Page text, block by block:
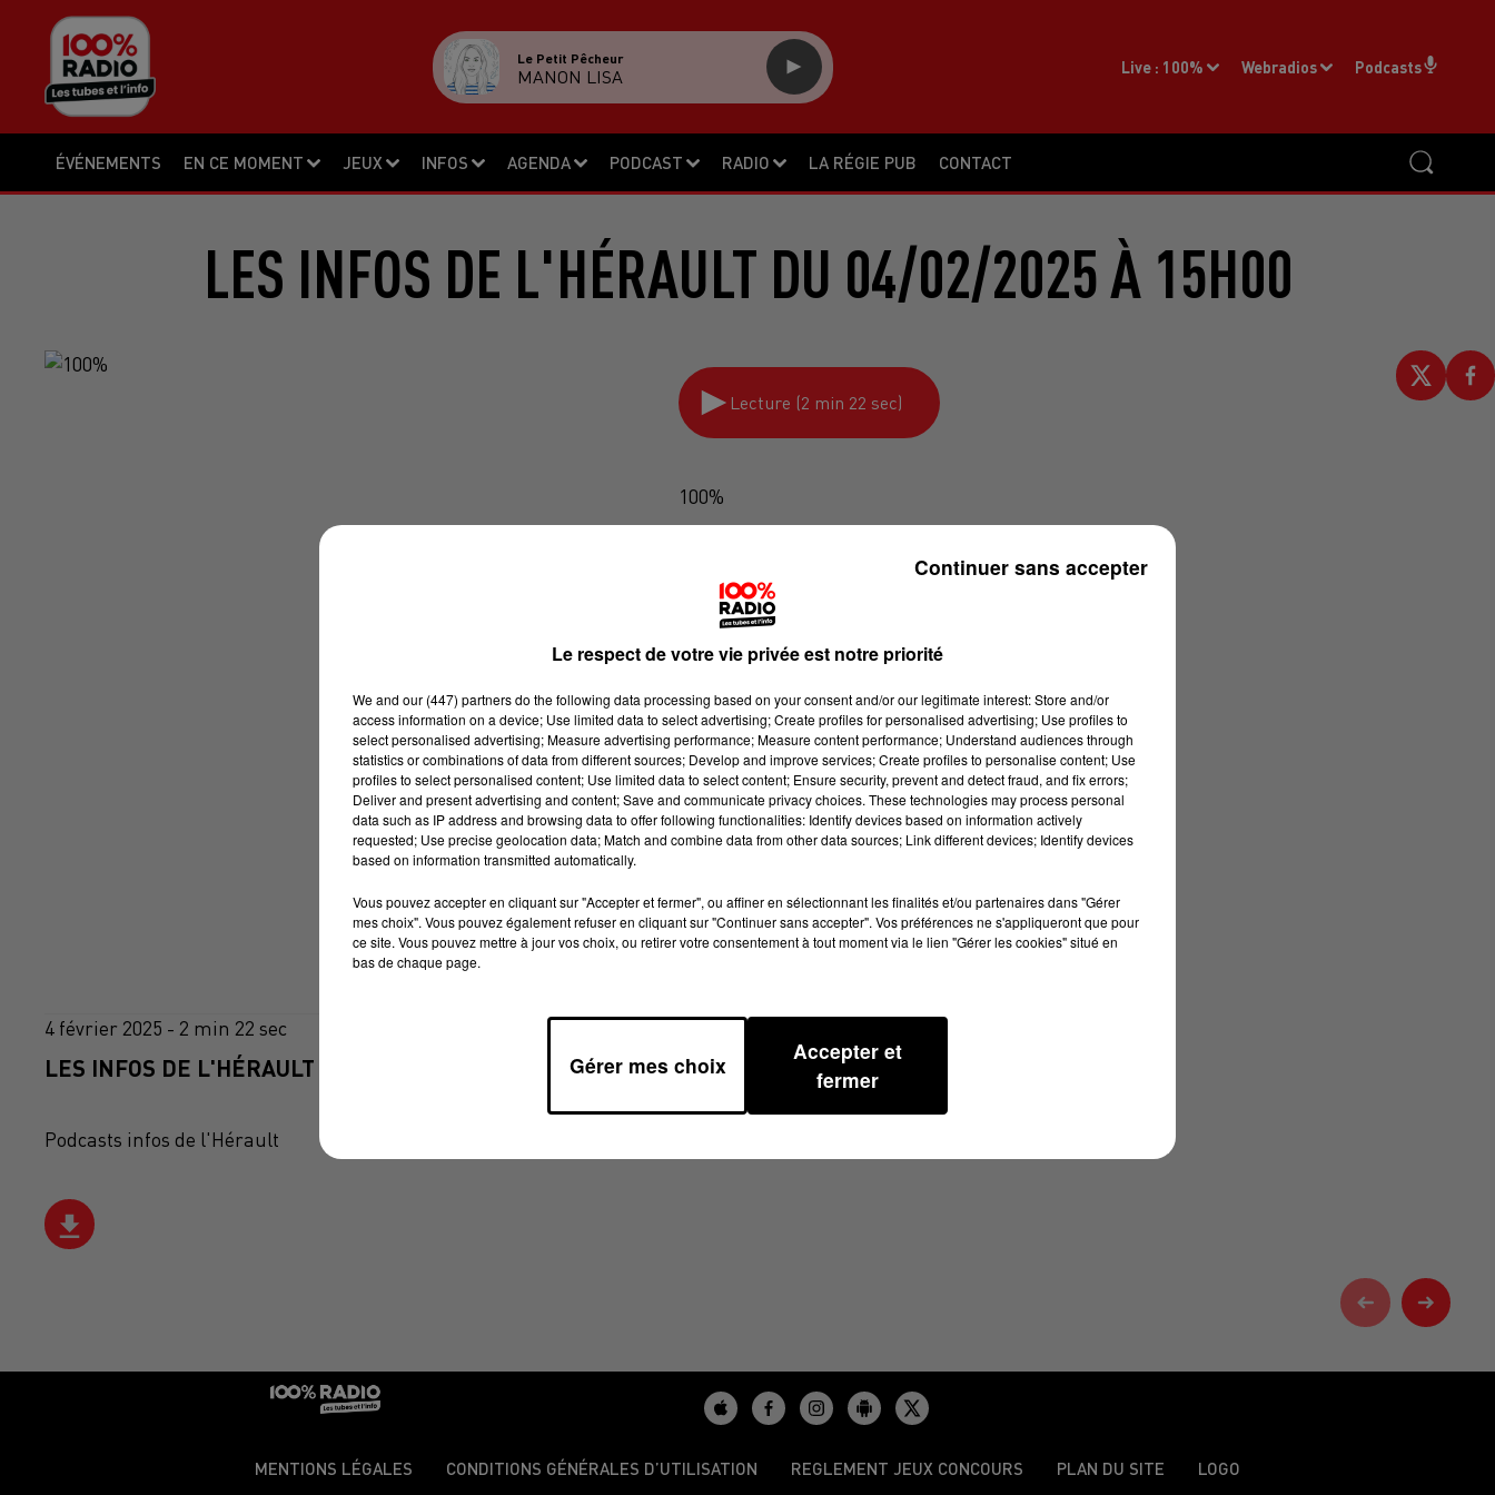
ÉVÉNEMENTS EN CE MOMENT JEUX INFOS AGENDA PODCAST RADIO LA RÉGIE PUB CONTACT
Live : 100% Webradios Podcasts
Le Petit Pêcheur
MANON LISA
LES INFOS DE L'HÉRAULT DU 04/02/2025 À 15H00
Lecture (2 min 22 sec)
100%
4 février 2025 - 2 min 22 sec
LES INFOS DE L'HÉRAULT DU 04/02/2025 À 15H00
Podcasts infos de l'Hérault
MENTIONS LÉGALES CONDITIONS GÉNÉRALES D’UTILISATION REGLEMENT JEUX CONCOURS PLAN DU SITE LOGO
Le respect de votre vie privée est notre priorité
We and our (447) partnersdo the following data processing based on your consent and/or our legitimate interest: Store and/or
access information on a device; Use limited data to select advertising; Create profiles for personalised advertising; Use profiles to
select personalised advertising; Measure advertising performance; Measure content performance; Understand audiences through
statistics or combinations of data from different sources; Develop and improve services; Create profiles to personalise content; Use
profiles to select personalised content; Use limited data to select content; Ensure security, prevent and detect fraud, and fix errors;
Deliver and present advertising and content; Save and communicate privacy choices. These technologies may process personal
data such as IP address and browsing data to offer following functionalities: Identify devices based on information actively
requested; Use precise geolocation data; Match and combine data from other data sources; Link different devices; Identify devices
based on information transmitted automatically.
Vous pouvez accepter en cliquant sur "Accepter et fermer", ou affiner en sélectionnant les finalités et/ou partenaires dans "Gérer
mes choix". Vous pouvez également refuser en cliquant sur "Continuer sans accepter". Vos préférences ne s'appliqueront que pour
ce site. Vous pouvez mettre à jour vos choix, ou retirer votre consentement à tout moment via le lien "Gérer les cookies" situé en
bas de chaque page.
Gérer mes choix
Accepter et
fermer
Continuer sans accepter